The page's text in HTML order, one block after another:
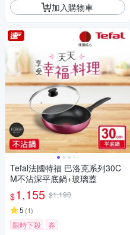
加入購物車
Tefal法國特福 巴洛克系列30C
M不沾深平底鍋+玻璃蓋
$1,155 $1,190
5 (1)
限時下殺 券